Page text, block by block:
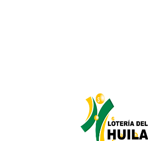
Lotería de Bogotá
Lotería de Risaralda